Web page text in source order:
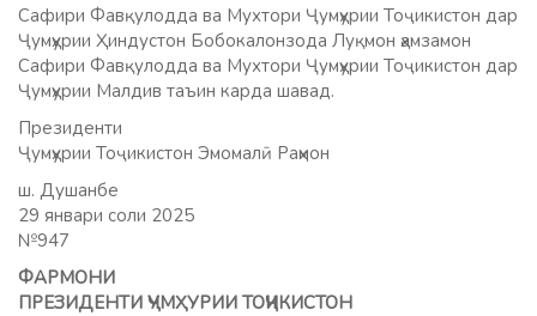
Сафири Фавқулодда ва Мухтори Ҷумҳурии Тоҷикистон дар
Ҷумҳурии Ҳиндустон Бобокалонзода Луқмон ҳамзамон
Сафири Фавқулодда ва Мухтори Ҷумҳурии Тоҷикистон дар
Ҷумҳурии Малдив таъин карда шавад.
Президенти
Ҷумҳурии Тоҷикистон Эмомалӣ Раҳмон
ш. Душанбе
29 январи соли 2025
№947
ФАРМОНИ
ПРЕЗИДЕНТИ ҶУМҲУРИИ ТОҶИКИСТОН